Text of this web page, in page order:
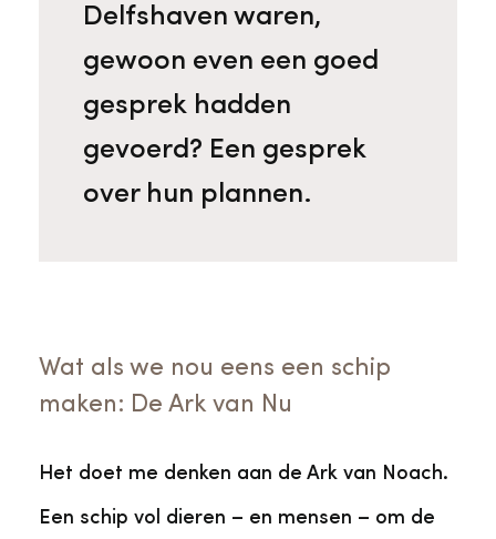
Delfshaven waren,
gewoon even een goed
gesprek hadden
gevoerd? Een gesprek
over hun plannen.
Wat als we nou eens een schip
maken: De Ark van Nu
Het doet me denken aan de Ark van Noach.
Een schip vol dieren – en mensen – om de